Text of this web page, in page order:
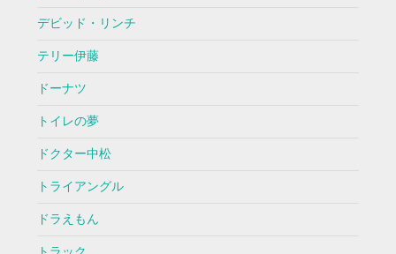
デビッド・リンチ
テリー伊藤
ドーナツ
トイレの夢
ドクター中松
トライアングル
ドラえもん